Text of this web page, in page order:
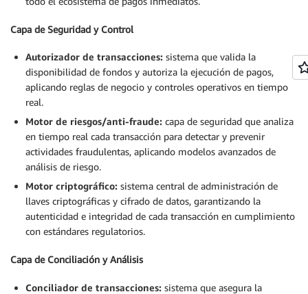
Capa de Seguridad y Control
Autorizador de transacciones: sistema que valida la
disponibilidad de fondos y autoriza la ejecución de pagos,
aplicando reglas de negocio y controles operativos en tiempo
real.
Motor de riesgos/anti-fraude: capa de seguridad que analiza
en tiempo real cada transacción para detectar y prevenir
actividades fraudulentas, aplicando modelos avanzados de
análisis de riesgo.
Motor criptográfico: sistema central de administración de
llaves criptográficas y cifrado de datos, garantizando la
autenticidad e integridad de cada transacción en cumplimiento
con estándares regulatorios.
Capa de Conciliación y Análisis
Conciliador de transacciones: sistema que asegura la